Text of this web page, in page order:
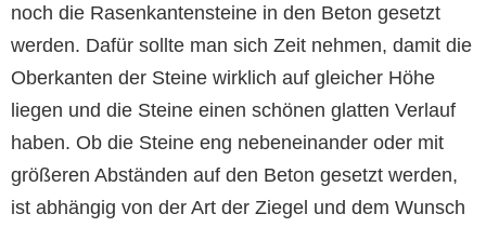
noch die Rasenkantensteine in den Beton gesetzt
werden. Dafür sollte man sich Zeit nehmen, damit die
Oberkanten der Steine wirklich auf gleicher Höhe
liegen und die Steine einen schönen glatten Verlauf
haben. Ob die Steine eng nebeneinander oder mit
größeren Abständen auf den Beton gesetzt werden,
ist abhängig von der Art der Ziegel und dem Wunsch